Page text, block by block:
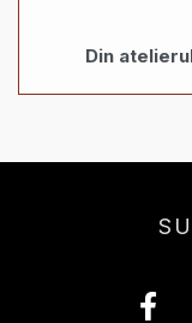
Din